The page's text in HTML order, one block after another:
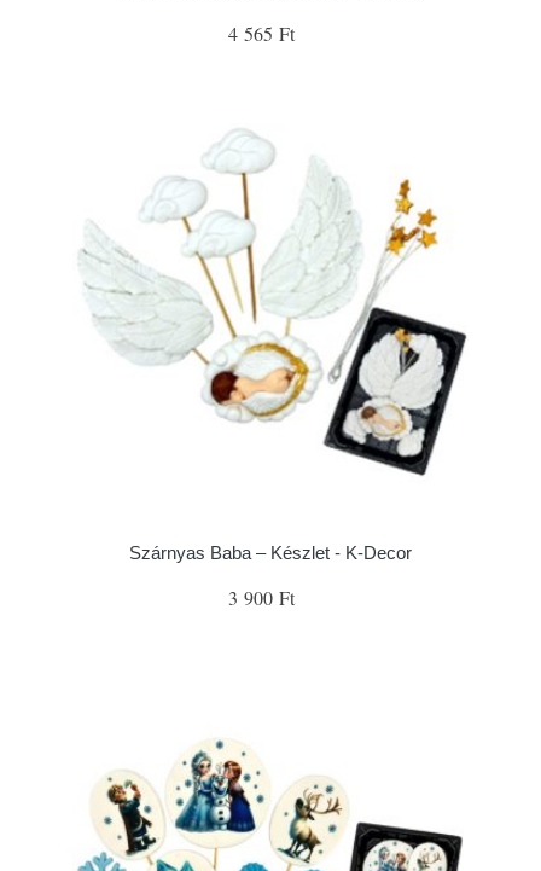
4 565 Ft
Szárnyas Baba – Készlet - K-Decor
3 900 Ft